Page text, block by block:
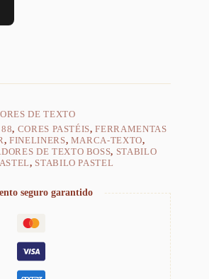
DE TEXTO
88, CORES PASTÉIS,FERRAMENTAS
, FINELINERS, MARCA-TEXTO,
DE TEXTO BOSS, STABILO
, STABILO PASTEL
seguro garantido